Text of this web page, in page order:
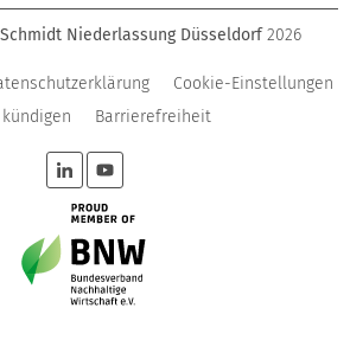
Niederlassung Düsseldorf 2026
Cookie-Einstellungen
Barrierefreiheit